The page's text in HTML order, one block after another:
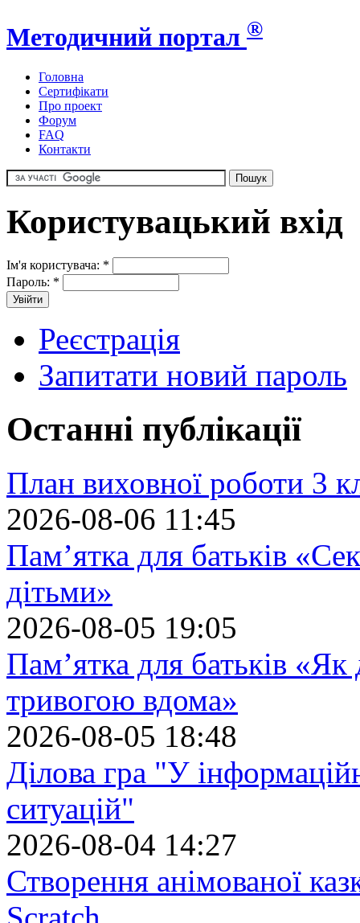
Методичний портал ®
Головна
Сертифікати
Про проект
Форум
FAQ
Контакти
Користувацький вхід
Ім'я користувача: *
Пароль: *
Реєстрація
Запитати новий пароль
Останні публікації
План виховної роботи 3
2026-08-06 11:45
Пам’ятка для батьків
дітьми»
2026-08-05 19:05
Пам’ятка для батьків
тривогою вдома»
2026-08-05 18:48
Ділова гра "У
ситуацій"
2026-08-04 14:27
Створення анімованої